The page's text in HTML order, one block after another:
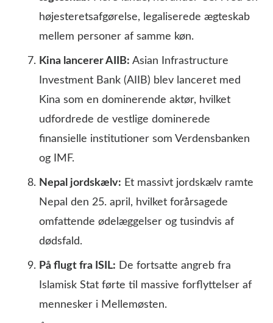
højesteretsafgørelse, legaliserede ægteskab
mellem personer af samme køn.
Kina lancerer AIIB: Asian Infrastructure
Investment Bank (AIIB) blev lanceret med
Kina som en dominerende aktør, hvilket
udfordrede de vestlige dominerede
finansielle institutioner som Verdensbanken
og IMF.
Nepal jordskælv: Et massivt jordskælv ramte
Nepal den 25. april, hvilket forårsagede
omfattende ødelæggelser og tusindvis af
dødsfald.
På flugt fra ISIL: De fortsatte angreb fra
Islamisk Stat førte til massive forflyttelser af
mennesker i Mellemøsten.